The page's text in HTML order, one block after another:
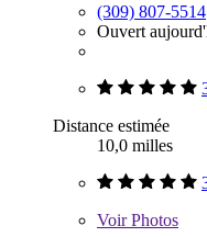
(309) 807-5514
Ouvert
Distance estimée
10,0 milles
VoirPhotos